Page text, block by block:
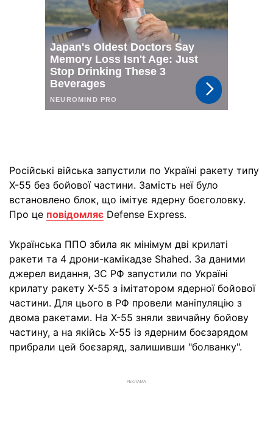
Російські війська запустили по Україні ракету типу
Х-55 без бойової частини. Замість неї було
встановлено блок, що імітує ядерну боєголовку.
Про це повідомляє Defense Express.
Українська ППО збила як мінімум дві крилаті
ракети та 4 дрони-камікадзе Shahed. За даними
джерел видання, ЗС РФ запустили по Україні
крилату ракету Х-55 з імітатором ядерної бойової
частини. Для цього в РФ провели маніпуляцію з
двома ракетами. На Х-55 зняли звичайну бойову
частину, а на якійсь Х-55 із ядерним боєзарядом
прибрали цей боєзаряд, залишивши "болванку".
РЕКЛАМА